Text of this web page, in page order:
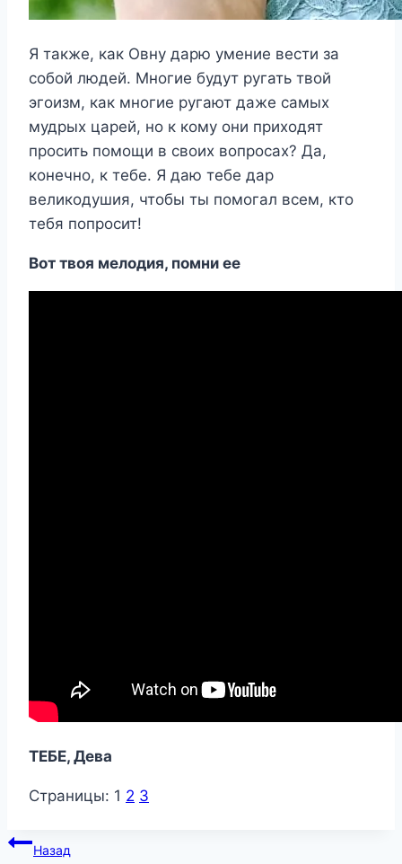
Я также, как Овну дарю умение вести за
собой людей. Многие будут ругать твой
эгоизм, как многие ругают даже самых
мудрых царей, но к кому они приходят
просить помощи в своих вопросах? Да,
конечно, к тебе. Я даю тебе дар
великодушия, чтобы ты помогал всем, кто
тебя попросит!
Вот твоя мелодия, помни ее
ТЕБЕ, Дева
Страницы: 1 2 3
Навигация
Назад